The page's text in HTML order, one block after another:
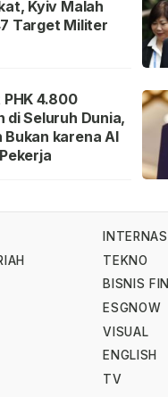
Kyiv Malah
Target Militer
4.800
di Seluruh Dunia,
Bukan karena AI
TEKNO
BISNIS
ESGNOW
VISUAL
ENGLISH
TV